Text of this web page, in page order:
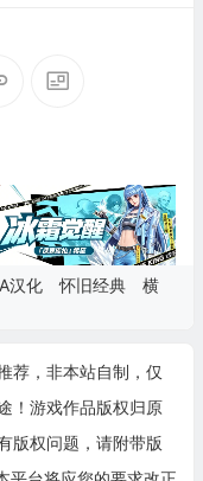
汉化 怀旧经典
横
荐，非本站自制，仅
！游戏作品版权归原
版权问题，请附带版